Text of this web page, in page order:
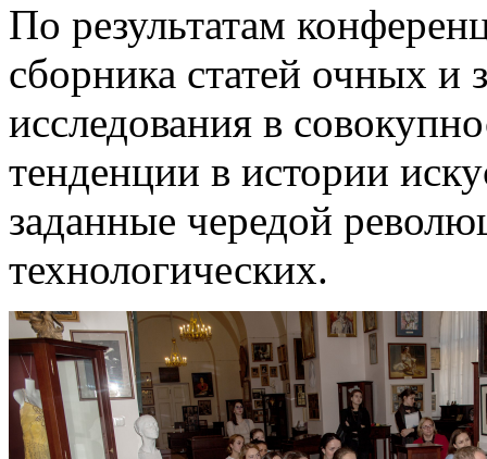
По результатам
сборника статей очных и
исследования в
тенденции в истории
заданные чередой
технологических.